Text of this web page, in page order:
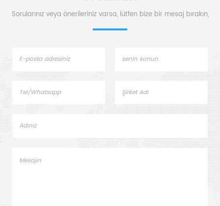
kükürt Analiz Cihazı Element
Sorularınız veya önerileriniz varsa, lütfen bize bir mesaj bırakın,